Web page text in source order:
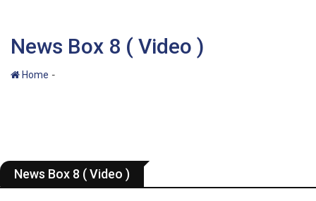
News Box 8 ( Video )
Home -
News Box 8 ( Video )